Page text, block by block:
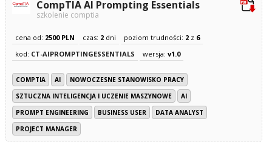
CompTIA AI Prompting Essentials
szkolenie comptia
cena od: 2500 PLN czas: 2dni poziom trudności: 2z 6
kod: CT-AIPROMPTINGESSENTIALS wersja: v1.0
COMPTIA AI
NOWOCZESNE STANOWISKO PRACY
SZTUCZNA INTELIGENCJA I UCZENIE MASZYNOWE
AI
PROMPT ENGINEERING
BUSINESS USER
DATA ANALYST
PROJECT MANAGER